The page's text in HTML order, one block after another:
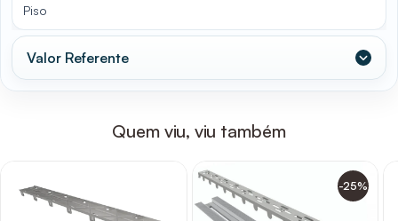
Piso
Valor Referente
Quem viu, viu também
-25%